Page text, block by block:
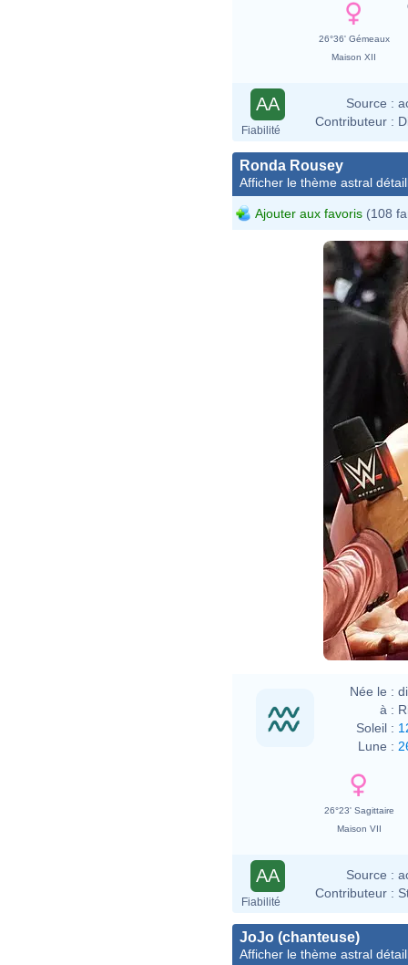
26°36' Gémeaux
Maison XII
AA
Fiabilité
Source :
Contributeur :
Ronda Rousey
Afficher le thème astral
Ajouter aux favoris (108
Née le :
à :
Soleil :
Lune :
26°23' Sagittaire
Maison VII
AA
Fiabilité
Source :
Contributeur :
JoJo (chanteuse)
Afficher le thème astral